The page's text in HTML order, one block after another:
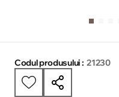
Codul produsului : 21230